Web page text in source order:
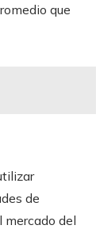
que
de
del